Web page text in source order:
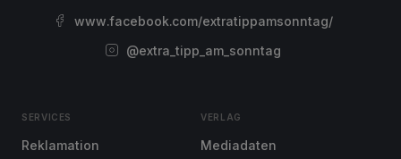
www.facebook.com/extratippamsonntag/
@extra_tipp_am_sonntag
SERVICES
Reklamation
VERLAG
Mediadaten